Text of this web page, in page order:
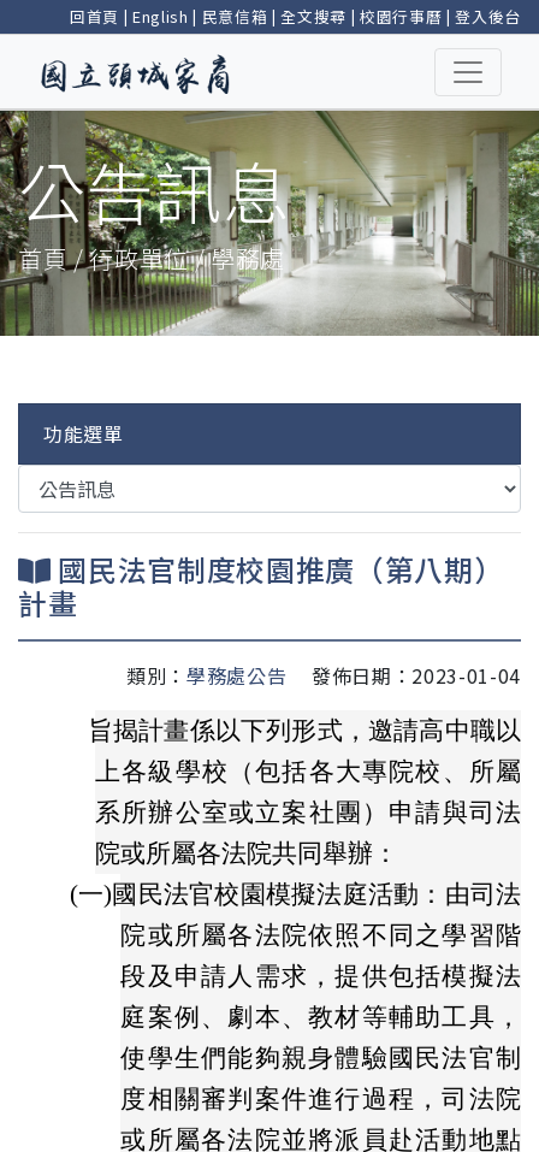
回首頁 | English | 民意信箱 |全文搜尋 | 校園行事曆 |登入後台
公告訊息
首頁 / 行政單位 / 學務處
功能選單
國民法官制度校園推廣（第八期）
計畫
類別： 學務處公告
發佈日期：2023-01-04
旨揭計畫係以下列形式，邀請高中職以
上各級學校（包括各大專院校、所屬
系所辦公室或立案社團）申請與司法
院或所屬各法院共同舉辦：
(一)國民法官校園模擬法庭活動：由司法
院或所屬各法院依照不同之學習階
段及申請人需求，提供包括模擬法
庭案例、劇本、教材等輔助工具，
使學生們能夠親身體驗國民法官制
度相關審判案件進行過程，司法院
或所屬各法院並將派員赴活動地點